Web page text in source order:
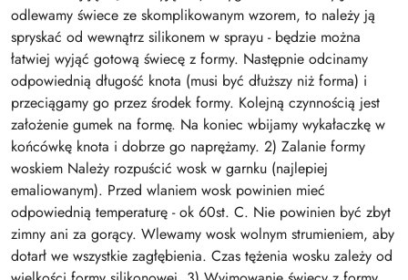
odlewamy świece ze skomplikowanym wzorem, to należy ją
spryskać od wewnątrz silikonem w sprayu - będzie można
łatwiej wyjąć gotową świecę z formy. Następnie odcinamy
odpowiednią długość knota (musi być dłuższy niż forma) i
przeciągamy go przez środek formy. Kolejną czynnością jest
założenie gumek na formę. Na koniec wbijamy wykałaczkę w
końcówkę knota i dobrze go naprężamy. 2) Zalanie formy
woskiem Należy rozpuścić wosk w garnku (najlepiej
emaliowanym). Przed wlaniem wosk powinien mieć
odpowiednią temperaturę - ok 60st. C. Nie powinien być zbyt
zimny ani za gorący. Wlewamy wosk wolnym strumieniem, aby
dotarł we wszystkie zagłębienia. Czas tężenia wosku zależy od